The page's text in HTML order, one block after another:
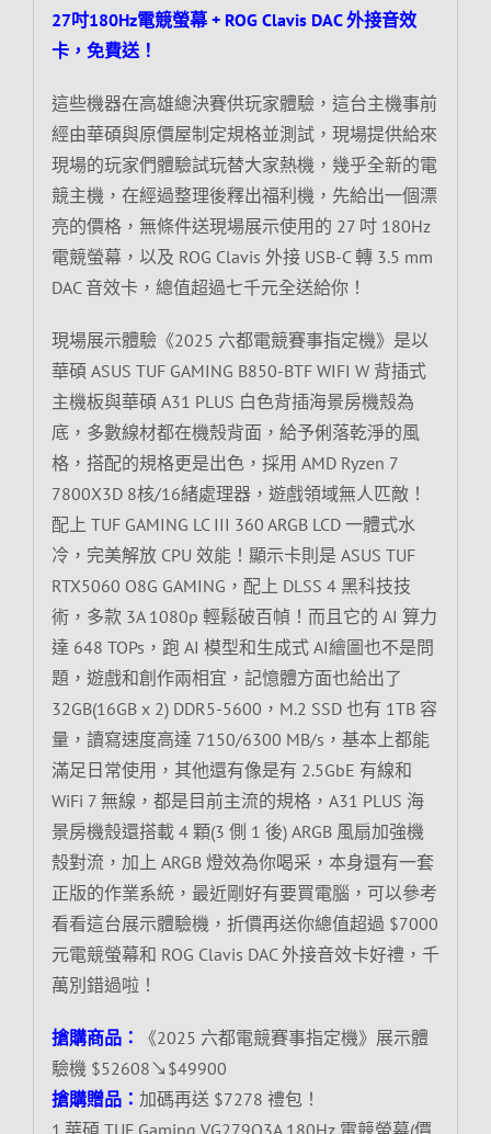
27吋180Hz電競螢幕 + ROG Clavis DAC 外接音效
卡，免費送！
這些機器在高雄總決賽供玩家體驗，這台主機事前
經由華碩與原價屋制定規格並測試，現場提供給來
現場的玩家們體驗試玩替大家熱機，幾乎全新的電
競主機，在經過整理後釋出福利機，先給出一個漂
亮的價格，無條件送現場展示使用的 27 吋 180Hz
電競螢幕，以及 ROG Clavis 外接 USB-C 轉 3.5 mm
DAC 音效卡，總值超過七千元全送給你！
現場展示體驗《2025 六都電競賽事指定機》是以
華碩 ASUS TUF GAMING B850-BTF WIFI W 背插式
主機板與華碩 A31 PLUS 白色背插海景房機殼為
底，多數線材都在機殼背面，給予俐落乾淨的風
格，搭配的規格更是出色，採用 AMD Ryzen 7
7800X3D 8核/16緒處理器，遊戲領域無人匹敵！
配上 TUF GAMING LC III 360 ARGB LCD 一體式水
冷，完美解放 CPU 效能！顯示卡則是 ASUS TUF
RTX5060 O8G GAMING，配上 DLSS 4 黑科技技
術，多款 3A 1080p 輕鬆破百幀！而且它的 AI 算力
達 648 TOPs，跑 AI 模型和生成式 AI繪圖也不是問
題，遊戲和創作兩相宜，記憶體方面也給出了
32GB(16GB x 2) DDR5-5600，M.2 SSD 也有 1TB 容
量，讀寫速度高達 7150/6300 MB/s，基本上都能
滿足日常使用，其他還有像是有 2.5GbE 有線和
WiFi 7 無線，都是目前主流的規格，A31 PLUS 海
景房機殼還搭載 4 顆(3 側 1 後) ARGB 風扇加強機
殼對流，加上 ARGB 燈效為你喝采，本身還有一套
正版的作業系統，最近剛好有要買電腦，可以參考
看看這台展示體驗機，折價再送你總值超過 $7000
元電競螢幕和 ROG Clavis DAC 外接音效卡好禮，千
萬別錯過啦！
搶購商品：
《2025 六都電競賽事指定機》展示體
驗機 $52608↘$49900
搶購贈品： 加碼再送 $7278 禮包！
1.華碩 TUF Gaming VG279Q3A 180Hz 電競螢幕(價